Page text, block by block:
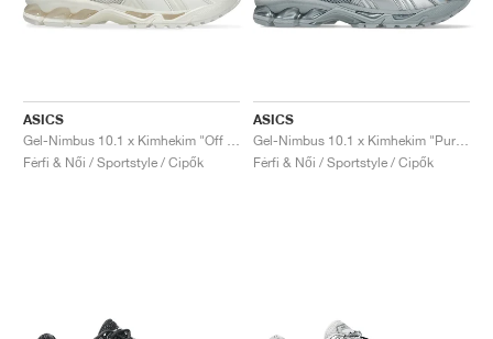
ASICS
Férfi & Női / Sportstyle / Cipők
ASICS
Férfi & Női / Sportstyle / Cipők